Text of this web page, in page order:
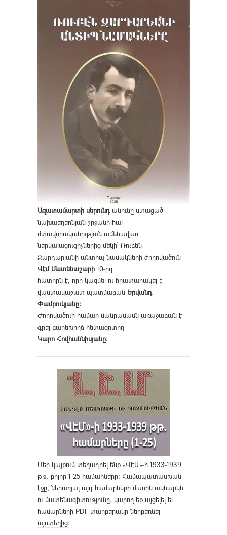
Ազատամարտի սերունդանունը ստացած
նախաեղեռնյան շրջանի հայ
մտավորականության ամենավառ
ներկայացուցիչներից մեկի՝ Ռուբեն
Զարդարյանի անտիպ նամակների ժողովածուն
Վէմ Մատենաշարի 10-րդ
հատորն է, որը կազմել ու հրատարակել է
վաստակաշատ պատմաբան Երվանդ
Փամբուկյանը։
Ժողովածուի համար մանրամասն առաջաբան է
գրել բարեխիղճ հետազոտող
Կարո Հովհաննիսյանը։
Մեր կայքում տեղադրել ենք «ՎԷՄ»-ի 1933-1939
թթ. բոլոր 1-25 համարները։ Համապատասխան
էջը, ներառյալ այդ համարների մասին ակնարկն
ու մատենագիտությունը, կարող եք այցելել եւ
համարների PDF տարբերակը ներբեռնել
այստեղից։